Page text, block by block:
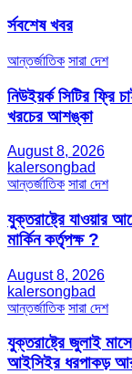
র্সবশেষ খবর
আন্তর্জাতিক সারা দেশ
নিউইয়র্ক সিটির ফ্রি
খরচের আশঙ্কা
August 8, 2026
kalersongbad
আন্তর্জাতিক সারা দেশ
যুক্তরাষ্ট্রে যাওয়ার
মার্কিন কর্তৃপক্ষ ?
August 8, 2026
kalersongbad
আন্তর্জাতিক সারা দেশ
যুক্তরাষ্ট্রে জুলাই
আইসিইর ধরপাকড়